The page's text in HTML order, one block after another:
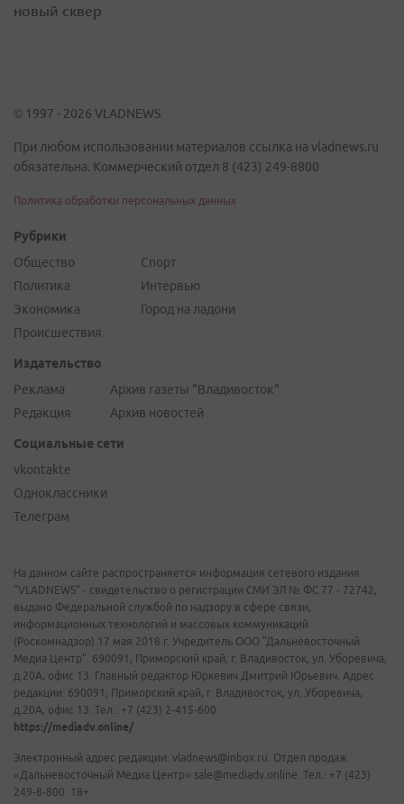
новый сквер
© 1997 - 2026 VLADNEWS
При любом использовании материалов ссылка на vladnews.ru
обязательна. Коммерческий отдел 8 (423) 249-8800
Политика обработки персональных данных
Рубрики
Общество
Политика
Экономика
Происшествия
Спорт
Интервью
Город на ладони
Издательство
Реклама
Редакция
Архив газеты "Владивосток"
Архив новостей
Социальные сети
vkontakte
Одноклассники
Телеграм
На данном сайте распространяется информация сетевого издания
"VLADNEWS" - свидетельство о регистрации СМИ ЭЛ № ФС 77 - 72742,
выдано Федеральной службой по надзору в сфере связи,
информационных технологий и массовых коммуникаций
(Роскомнадзор) 17 мая 2018 г. Учредитель ООО "Дальневосточный
Медиа Центр". 690091, Приморский край, г. Владивосток, ул. Уборевича,
д.20А, офис 13. Главный редактор Юркевич Дмитрий Юрьевич. Адрес
редакции: 690091, Приморский край, г. Владивосток, ул. Уборевича,
д.20А, офис 13. Тел.: +7 (423) 2-415-600.
https://mediadv.online/
Электронный адрес редакции: vladnews@inbox.ru. Отдел продаж
«Дальневосточный Медиа Центр» sale@mediadv.online. Тел.: +7 (423)
249-8-800. 18+